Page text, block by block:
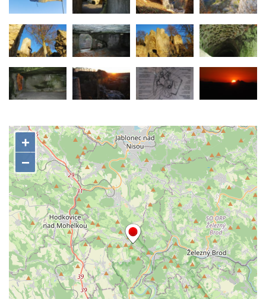
Hrad Hamrštejn (Hammerstein)
Hrad Vildštejn (Skalná)
Hrad Frýdštejn (Friedstein)
Lípy
Kamenický hrad na Zámeckém vrchu –
Horní Hrad, řečený Hauenštejn, okres
Karlovy Vary
Hrad Hartenberg (Hřebeny)
Hrad Přimda (Pfraumberg)